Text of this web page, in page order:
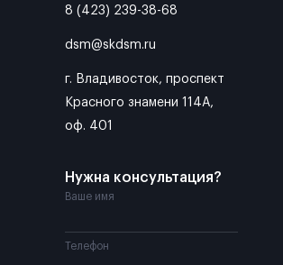
8 (423) 239-38-68
dsm@skdsm.ru
г. Владивосток, проспект
Красного знамени 114А,
оф. 401
Нужна консультация?
Ваше имя
Телефон